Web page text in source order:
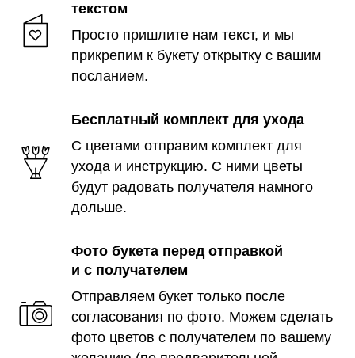
текстом
Просто пришлите нам текст, и мы
прикрепим к букету открытку с вашим
посланием.
Бесплатный комплект для ухода
С цветами отправим комплект для
ухода и инструкцию. С ними цветы
будут радовать получателя намного
дольше.
Фото букета перед отправкой
и с получателем
Отправляем букет только после
согласования по фото. Можем сделать
фото цветов с получателем по вашему